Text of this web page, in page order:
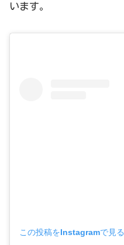
います。
この投稿をInstagramで見る